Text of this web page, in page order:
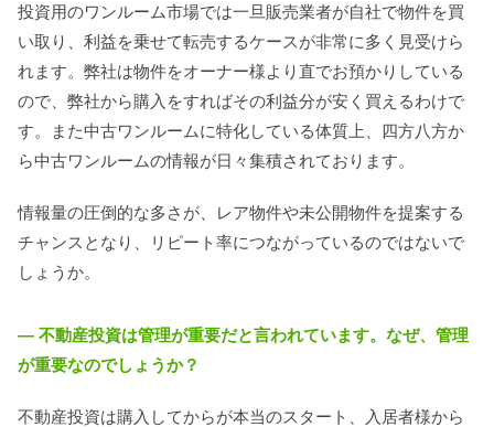
投資用のワンルーム市場では一旦販売業者が自社で物件を買
い取り、利益を乗せて転売するケースが非常に多く見受けら
れます。弊社は物件をオーナー様より直でお預かりしている
ので、弊社から購入をすればその利益分が安く買えるわけで
す。また中古ワンルームに特化している体質上、四方八方か
ら中古ワンルームの情報が日々集積されております。
情報量の圧倒的な多さが、レア物件や未公開物件を提案する
チャンスとなり、リピート率につながっているのではないで
しょうか。
― 不動産投資は管理が重要だと言われています。なぜ、管理
が重要なのでしょうか？
不動産投資は購入してからが本当のスタート、入居者様から